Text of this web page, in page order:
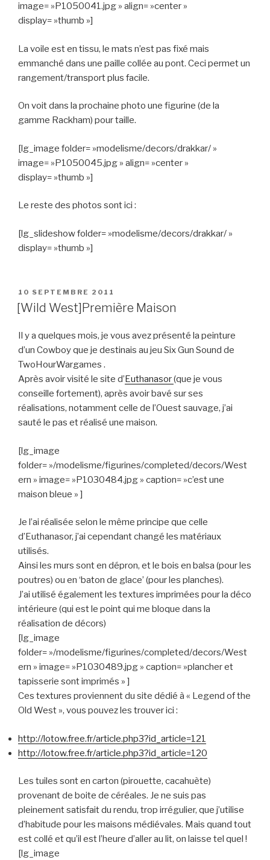
image= »P1050041.jpg » align= »center »
display= »thumb »]
La voile est en tissu, le mats n’est pas fixé mais
emmanché dans une paille collée au pont. Ceci permet un
rangement/transport plus facile.
On voit dans la prochaine photo une figurine (de la
gamme Rackham) pour taille.
[lg_image folder= »modelisme/decors/drakkar/ »
image= »P1050045.jpg » align= »center »
display= »thumb »]
Le reste des photos sont ici :
[lg_slideshow folder= »modelisme/decors/drakkar/ »
display= »thumb »]
PUBLIÉ
LE
10 SEPTEMBRE 2011
[Wild West]Première Maison
Il y a quelques mois, je vous avez présenté la peinture
d’un Cowboy que je destinais au jeu Six Gun Sound de
TwoHourWargames .
Après avoir visité le site d’Euthanasor(que je vous
conseille fortement), après avoir bavé sur ses
réalisations, notamment celle de l’Ouest sauvage, j’ai
sauté le pas et réalisé une maison.
[lg_image
folder= »/modelisme/figurines/completed/decors/West
ern » image= »P1030484.jpg » caption= »c’est une
maison bleue » ]
Je l’ai réalisée selon le même principe que celle
d’Euthanasor, j’ai cependant changé les matériaux
utilisés.
Ainsi les murs sont en dépron, et le bois en balsa (pour les
poutres) ou en ‘baton de glace’ (pour les planches).
J’ai utilisé également les textures imprimées pour la déco
intérieure (qui est le point qui me bloque dans la
réalisation de décors)
[lg_image
folder= »/modelisme/figurines/completed/decors/West
ern » image= »P1030489.jpg » caption= »plancher et
tapisserie sont imprimés » ]
Ces textures proviennent du site dédié à « Legend of the
Old West », vous pouvez les trouver ici :
http://lotow.free.fr/article.php3?id_article=121
http://lotow.free.fr/article.php3?id_article=120
Les tuiles sont en carton (pirouette, cacahuète)
provenant de boite de céréales. Je ne suis pas
pleinement satisfait du rendu, trop irrégulier, que j’utilise
d’habitude pour les maisons médiévales. Mais quand tout
est collé et qu’il est l’heure d’aller au lit, on laisse tel quel !
[lg_image